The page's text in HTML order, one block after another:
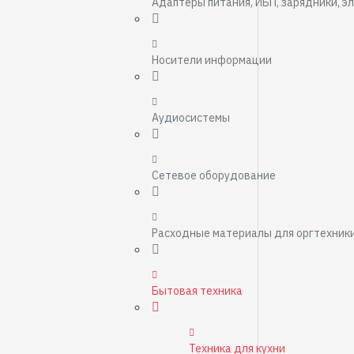
Носители информации
Аудиосистемы
Сетевое оборудование
Расходные материалы для
Бытовая техника
Техника для кухни